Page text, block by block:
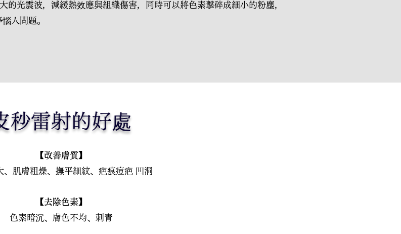
的光震波，減緩熱效應與組織傷害，同時可以將色素擊碎成細小的粉塵，
人問題。
秒雷射的好處
【改善膚質】
、肌膚粗燥、撫平細紋、疤痕痘疤 凹洞
【去除色素】
色素暗沉、膚色不均、刺青